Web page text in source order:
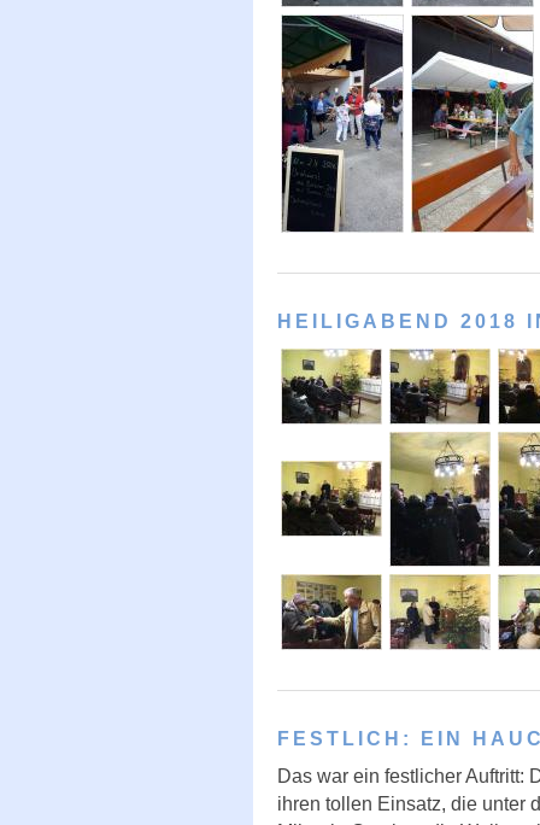
HEILIGABEND 2018
FESTLICH: EIN
Das war ein festlicher Auftritt:
ihren tollen Einsatz, die unter